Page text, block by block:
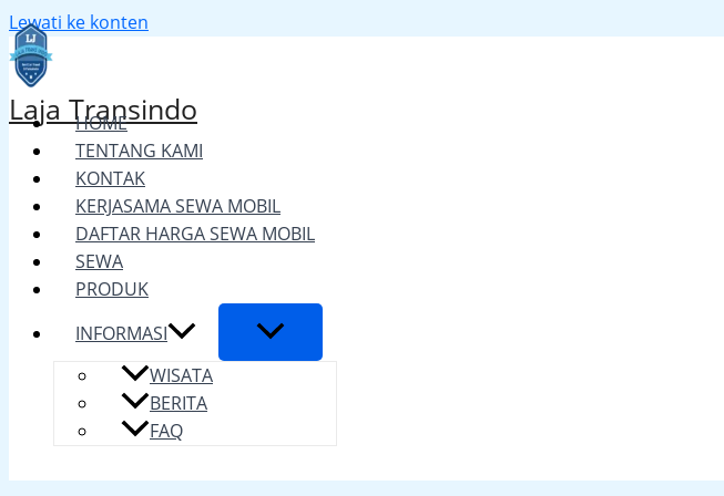
Lewati ke konten
Laja Transindo
HOME
TENTANG KAMI
KONTAK
KERJASAMA SEWA MOBIL
DAFTAR HARGA SEWA MOBIL
SEWA
PRODUK
INFORMASI
WISATA
BERITA
FAQ